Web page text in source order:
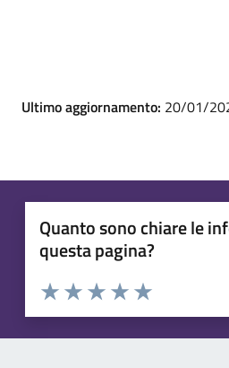
Ultimo aggiornamento: 20/01/
Quanto sono chiare le
questa pagina?
Valuta 5 stelle
Valuta 4 stelle su 5
Valuta 3 stelle su 5
Valuta 2 stelle su 5
Valuta 1 stelle su 5